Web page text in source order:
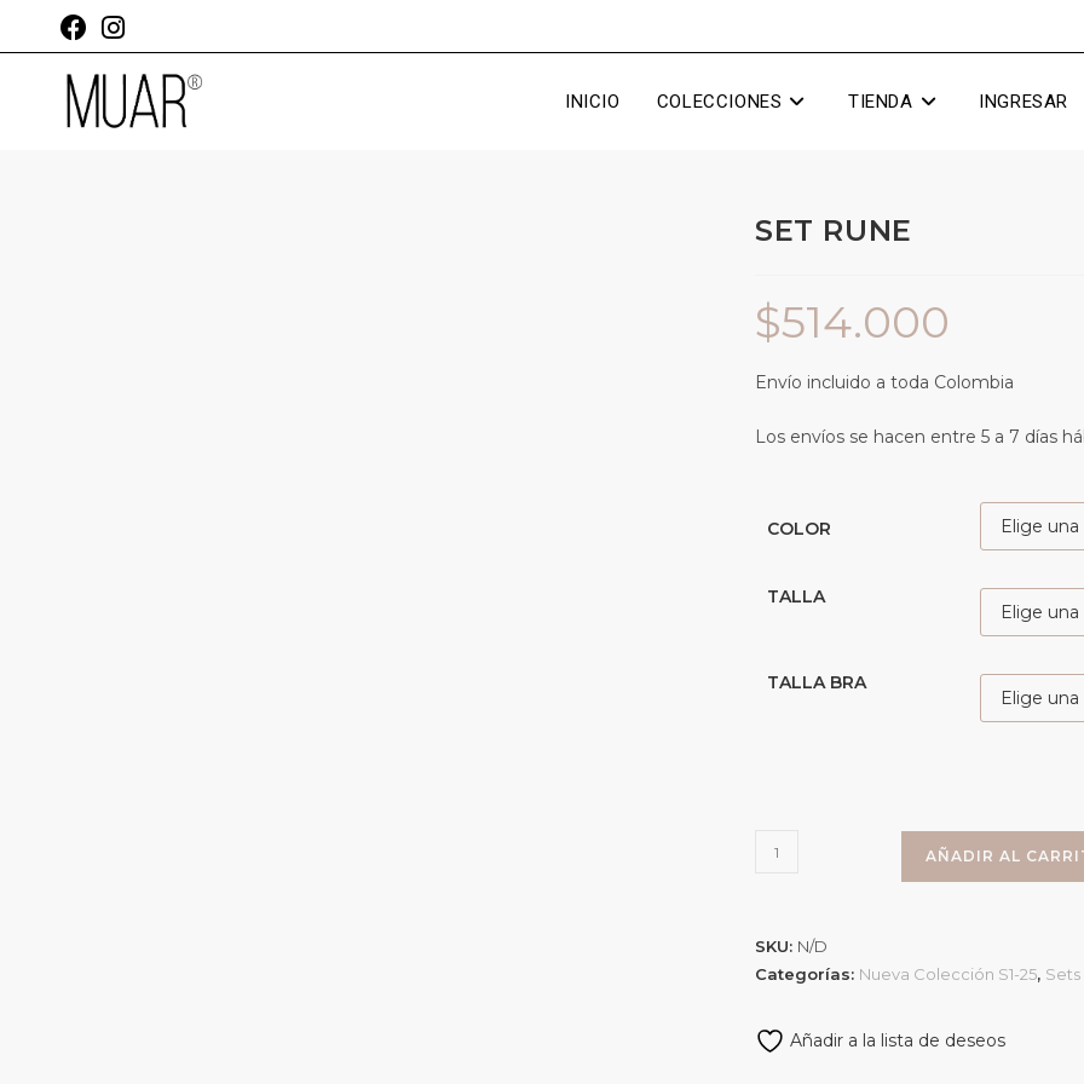
INICIO COLECCIONES TIENDA INGRESAR
SET RUNE
$514.000
Envío incluido a toda Colombia
Los envíos se hacen entre 5 a 7 días
COLOR
TALLA
TALLA BRA
AÑADIR AL
SKU: N/D
Categorías: Nueva Colección S1-25, Sets
Añadir a la lista de deseos